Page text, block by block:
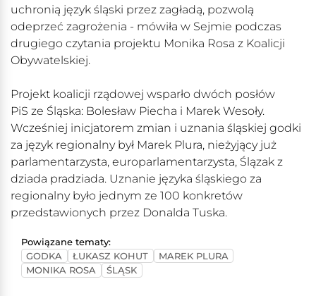
uchronią język śląski przez zagładą, pozwolą
odeprzeć zagrożenia - mówiła w Sejmie podczas
drugiego czytania projektu Monika Rosa z Koalicji
Obywatelskiej.
Projekt koalicji rządowej wsparło dwóch posłów
PiS ze Śląska: Bolesław Piecha i Marek Wesoły.
Wcześniej inicjatorem zmian i uznania śląskiej godki
za język regionalny był Marek Plura, nieżyjący już
parlamentarzysta, europarlamentarzysta, Ślązak z
dziada pradziada. Uznanie języka śląskiego za
regionalny było jednym ze 100 konkretów
przedstawionych przez Donalda Tuska.
Powiązane tematy:
GODKA
ŁUKASZ KOHUT
MAREK PLURA
MONIKA ROSA
ŚLĄSK